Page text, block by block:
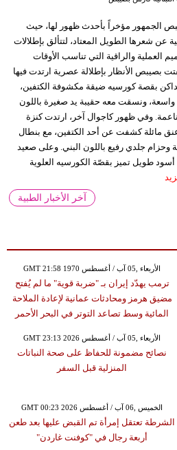
الجمهور مؤخراً بأحدث ظهور لها، حيث
شعرها الطويل المعتاد، لتتألق بإطلالات
العملية والراقية التي تناسب الأوقات
بصيبص الأنظار بإطلالة عصرية ارتدت فيها
بقصة كورسيه ضيقة مكشوفة الكتفين،
ونسقت معه حقيبة يد صغيرة باللون
وفي ظهور كاجوال آخر، ارتدت كنزة
عنق مائلة كشفت عن أحد الكتفين، مع بنطال
جلدي رفيع باللون البني. وعلى صعيد
أسود طويل تميز بقصّة الكورسيه العلوية
آخر الأخبار الطبية
GMT 21:58 1970 الأربعاء ,05 آب / أغسطس
ترمب يهدّد إيران بـ "ضربة قوية" ما لم يُفتح
مضيق هرمز ومحادثات عمانية لإعادة الملاحة
المائية وسط تصاعد التوتر في البحر الأحمر
GMT 23:13 2026 الأربعاء ,05 آب / أغسطس
نصائح مضمونة للحفاظ على صحة النباتات
المنزلية قبل السفر
GMT 00:23 2026 الخميس ,06 آب / أغسطس
الشرطة تعتقل إمرأة تم القبض عليها بعد طعن
أربعة رجال في "كوفنت غاردن"